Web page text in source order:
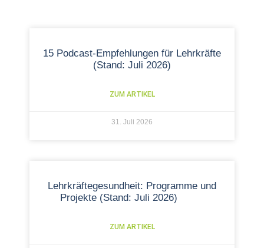
15 Podcast-Empfehlungen für Lehrkräfte
(Stand: Juli 2026)
ZUM ARTIKEL
31. Juli 2026
Lehrkräftegesundheit: Programme und
Projekte (Stand: Juli 2026)
ZUM ARTIKEL